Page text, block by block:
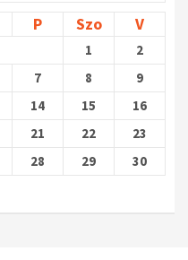
P Szo V
1
2
7 8
9
14 15
16
21 22
23
28 29
30